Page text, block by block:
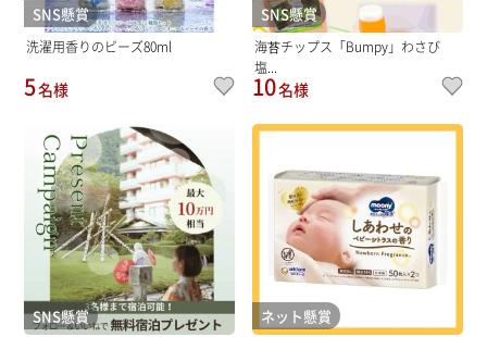
SNS懸賞
洗濯用香りのビーズ80ml
5名様
SNS懸賞
海苔チップス「Bumpy」わさび
塩...
10名様
SNS懸賞 ネット懸賞